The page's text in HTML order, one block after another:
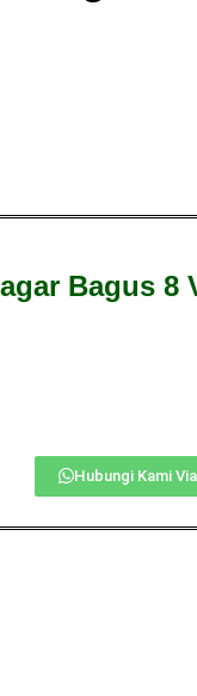
Bagus 8
Hubungi Kami